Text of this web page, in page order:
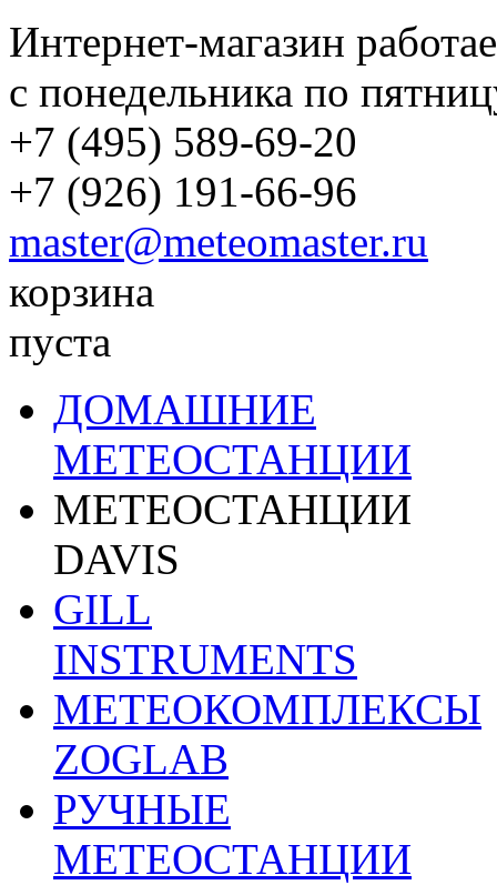
Интернет-магазин
с понедельника по
+7 (495) 589-69-20
+7 (926) 191-66-96
master@meteomaster.ru
корзина
пуста
ДОМАШНИЕ
МЕТЕОСТАНЦИИ
МЕТЕОСТАНЦИИ
DAVIS
GILL
INSTRUMENTS
МЕТЕОКОМПЛЕКСЫ
ZOGLAB
РУЧНЫЕ
МЕТЕОСТАНЦИИ